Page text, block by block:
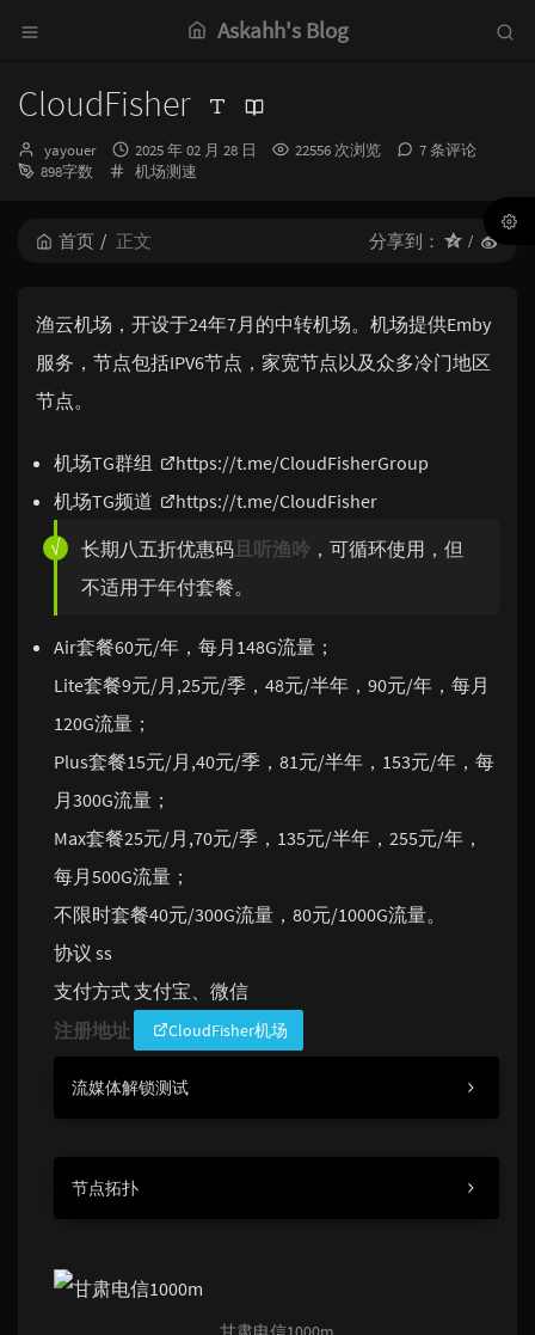
Askahh's Blog
CloudFisher
博
主：
yayouer
发
布
2025 年 02 月 28 日 22556 次浏览
7 条评论
898字数
分
机场测速
首页 正文 分享到：
渔云机场，开设于24年7月的中转机场。机场提供Emby
服务，节点包括IPV6节点，家宽节点以及众多冷门地区
节点。
机场TG群组
https://t.me/CloudFisherGroup
机场TG频道
https://t.me/CloudFisher
长期八五折优惠码且听渔吟 ，可循环使用，但
不适用于年付套餐。
Air套餐60元/年，每月148G流量；
Lite套餐9元/月,25元/季，48元/半年，90元/年，每月
120G流量；
Plus套餐15元/月,40元/季，81元/半年，153元/年，每
月300G流量；
Max套餐25元/月,70元/季，135元/半年，255元/年，
每月500G流量；
不限时套餐40元/300G流量，80元/1000G流量。
协议 ss
支付方式 支付宝、微信
注册地址
CloudFisher机场
流媒体解锁测试
节点拓扑